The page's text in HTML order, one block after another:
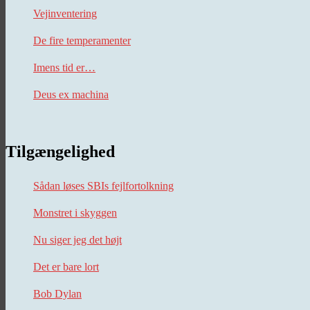
Vejinventering
De fire temperamenter
Imens tid er…
Deus ex machina
Tilgængelighed
Sådan løses SBIs fejlfortolkning
Monstret i skyggen
Nu siger jeg det højt
Det er bare lort
Bob Dylan